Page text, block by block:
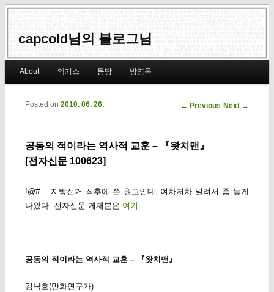
capcold님의 블로그님
Skip to primary content
Skip to secondary content
About 엑기스 몽땅 방명록
Post navigation
← Previous Next →
공동의 적이라는 역사적 교훈 – 『왓치맨』
[전자신문 100623]
Posted on 2010. 06. 26.
!@#… 지방선거 직후에 쓴 원고인데, 여차저차 밀려서 좀 늦게
나왔다. 전자신문 게재본은 여기
공동의 적이라는 역사적 교훈 – 『왓치맨』
김낙호(만화연구가)